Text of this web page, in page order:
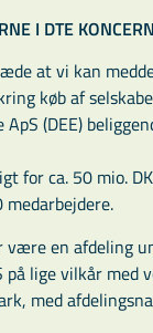
I DTE
at vi kan
køb af
ApS (DEE)
for ca. 50 mio.
være en afdeling
lige vilkår med
med